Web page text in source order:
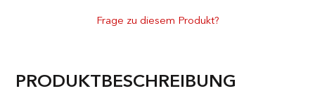
Frage zu diesem Produkt?
PRODUKTBESCHREIBUNG